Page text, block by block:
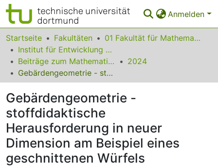
Anmelden
Bereiche & Sammlungen
Das gesamte Repositorium
Statistiken
FAQ
Leitlinien
Zurück zur Startseite
Startseite Fakultäten
01 Fakultät für Mathematik
Institut für Entwicklung und Erforschung des Mathematikunterrichts
Beiträge zum Mathematikunterricht
2024
Gebärdengeometrie - stoffdidaktische Herausforderung in neuer Dimension am Beispiel eines geschnittenen Würfels
Gebärdengeometrie -
stoffdidaktische
Herausforderung in neuer
Dimension am Beispiel eines
geschnittenen Würfels